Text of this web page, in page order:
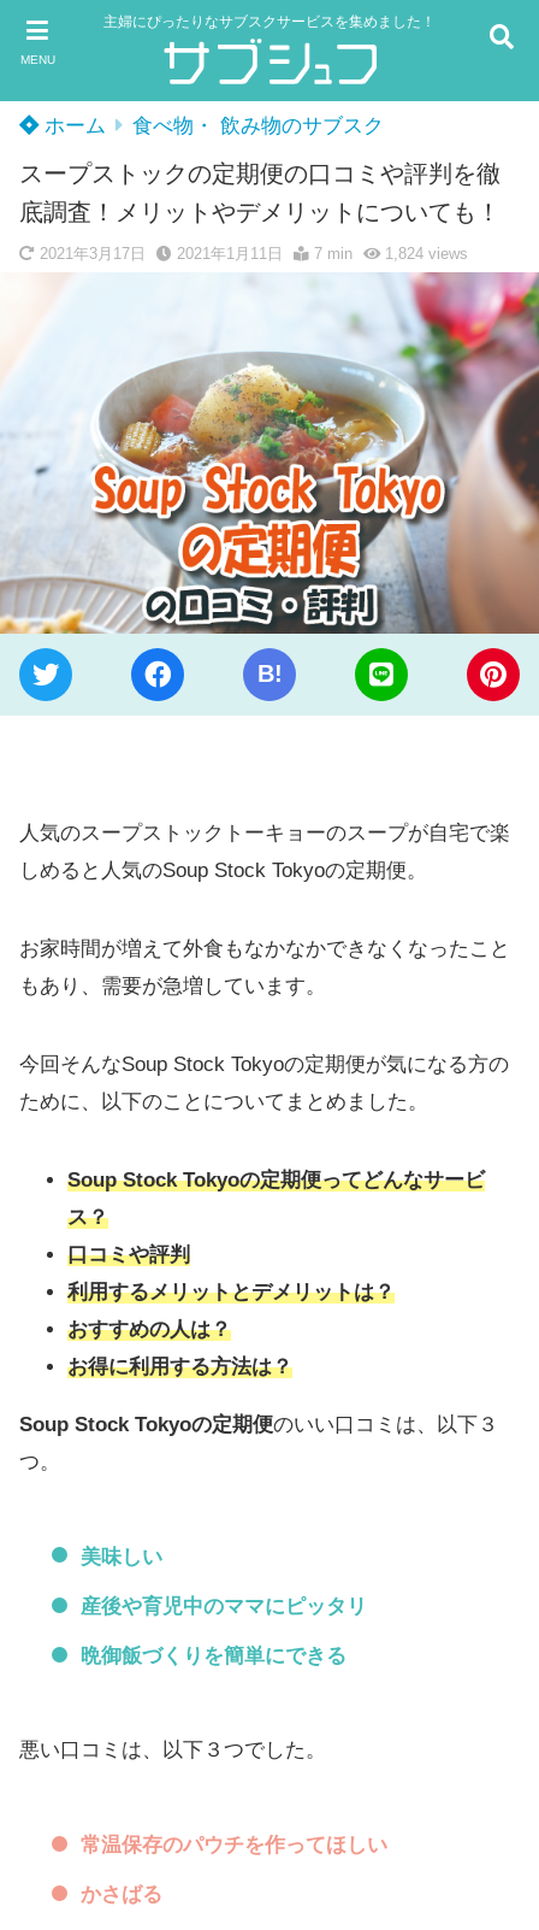
MENU
主婦にぴったりなサブスクサービスを集めました！
ホーム 食べ物・ 飲み物のサブスク
スープストックの定期便の口コミや評判を徹
底調査！メリットやデメリットについても！
2021年3月17日 2021年1月11日 7 min 1,824views
B!
人気のスープストックトーキョーのスープが自宅で楽
しめると人気のSoup Stock Tokyoの定期便。
お家時間が増えて外食もなかなかできなくなったこと
もあり、需要が急増しています。
今回そんなSoup Stock Tokyoの定期便が気になる方の
ために、以下のことについてまとめました。
Soup Stock Tokyoの定期便ってどんなサービ
ス？
口コミや評判
利用するメリットとデメリットは？
おすすめの人は？
お得に利用する方法は？
Soup Stock Tokyoの定期便のいい口コミは、以下３
つ。
美味しい
産後や育児中のママにピッタリ
晩御飯づくりを簡単にできる
悪い口コミは、以下３つでした。
常温保存のパウチを作ってほしい
かさばる